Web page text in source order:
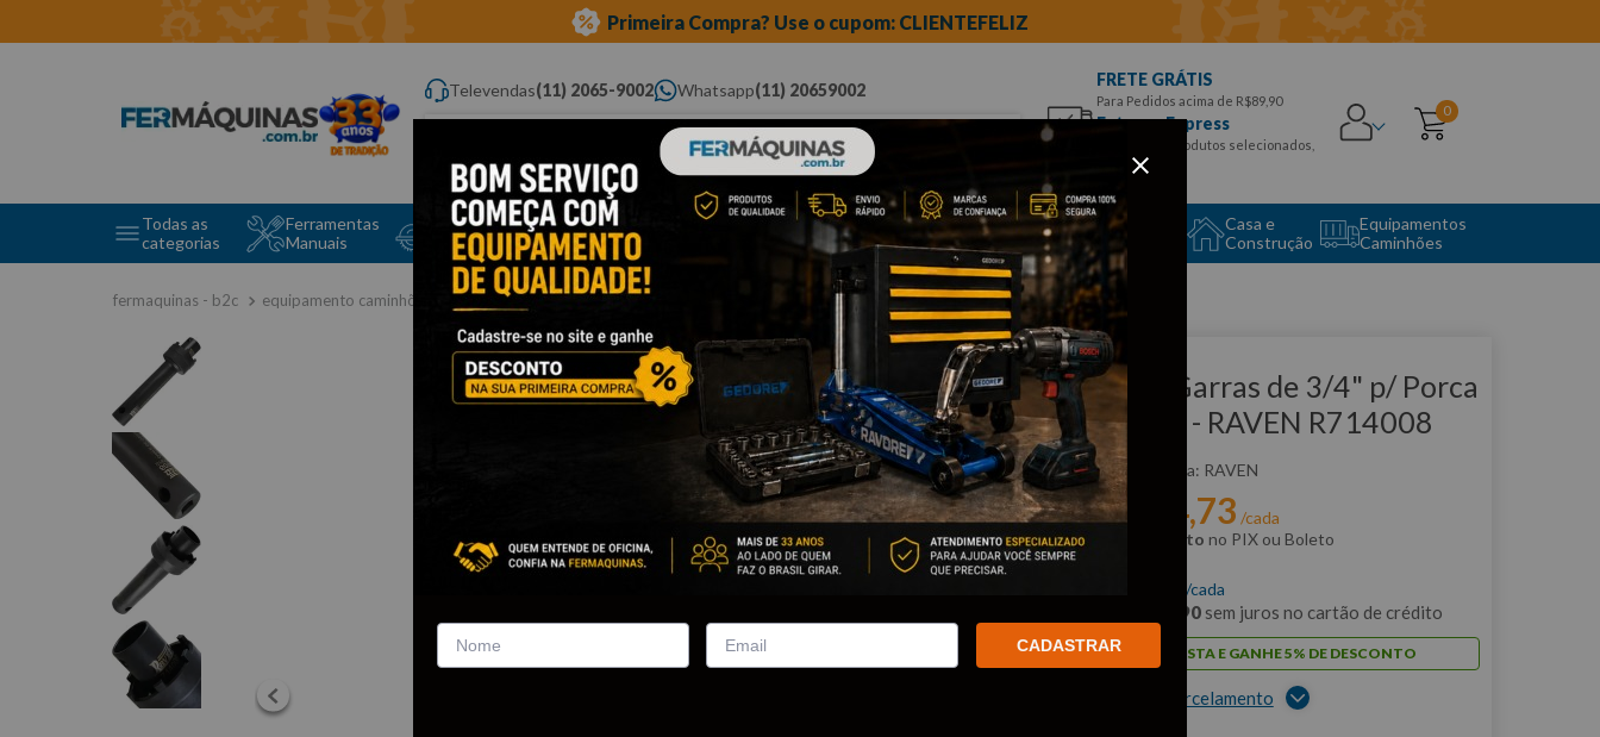
Primeira Compra? Use o cupom: CLIENTEFELIZ
Televendas(11) 2065-9002 Whatsapp(11) 20659002
Digite aqui o que você procura...
FRETE GRÁTIS
Para Pedidos acima de R$89,90
Entrega Express
para CEPS e produtos selecionados,
Aproveite!
0
Todas as
categorias
Ferramentas
Manuais
Ferramentas Elétricas
e Máquinas
Ferramentas
Ferramentas
Automotivas Especiais
Equipamento
Auto Center
Casa e
Construção
Equipamentos
Caminhões
equipamento caminhões mercedes benz eixo traseiro
Clique e veja!
Chave de Garras de 3/4" p/ Porca
Ranhurada - RAVEN R714008
:R714008 RAVEN
Por:R$ 534,73 /cada
com5% de desconto no PIX ou Boleto
/cada
90sem juros no cartão de crédito
PAGUE À VISTA E GANHE 5% DE DESCONTO
Ver opções de parcelamento
CADASTRAR